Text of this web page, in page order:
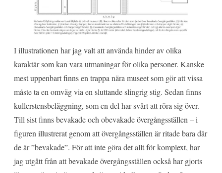
I illustrationen har jag valt att använda hinder av olika
karaktär som kan vara utmaningar för olika personer. Kanske
mest uppenbart finns en trappa nära museet som gör att vissa
måste ta en omväg via en sluttande slingrig stig. Sedan finns
kullerstensbeläggning, som en del har svårt att röra sig över.
Till sist finns bevakade och obevakade övergångsställen – i
figuren illustrerat genom att övergångsställen är ritade bara där
de är ”bevakade”. För att inte göra det allt för komplext, har
jag utgått från att bevakade övergångsställen också har gjorts